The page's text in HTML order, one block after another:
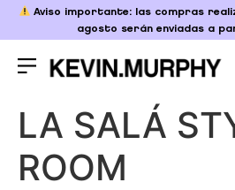
Aviso importante: las compras
agosto serán enviadas a
LA SALÁ
ROOM